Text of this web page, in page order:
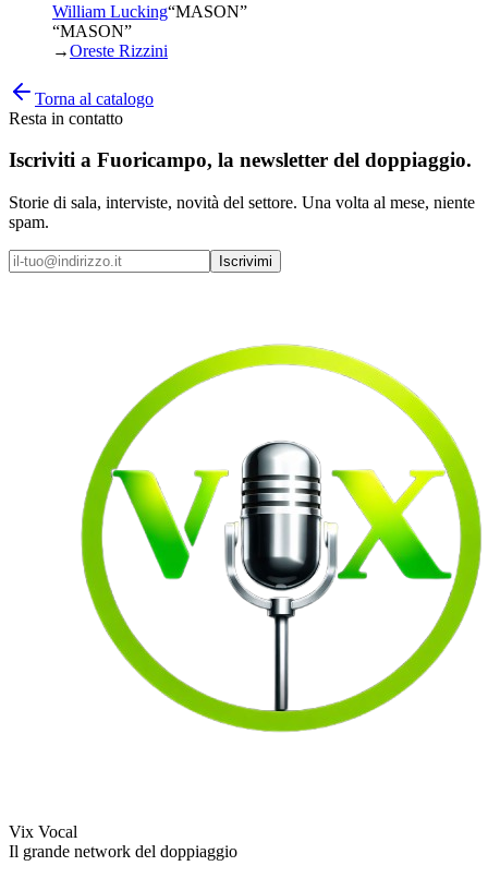
William Lucking“MASON”
“MASON”
→Oreste Rizzini
Torna al catalogo
Resta in contatto
Iscriviti a Fuoricampo, la newsletter del doppiaggio.
Storie di sala, interviste, novità del settore. Una volta al mese, niente
spam.
Iscrivimi
Vix Vocal
Il grande network del doppiaggio